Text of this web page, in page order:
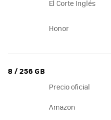
El Corte Inglés
Honor
8 / 256 GB
Precio oficial
Amazon